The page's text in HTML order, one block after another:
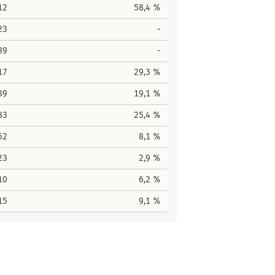
58,4 %
-
-
29,3 %
19,1 %
25,4 %
8,1 %
2,9 %
6,2 %
9,1 %